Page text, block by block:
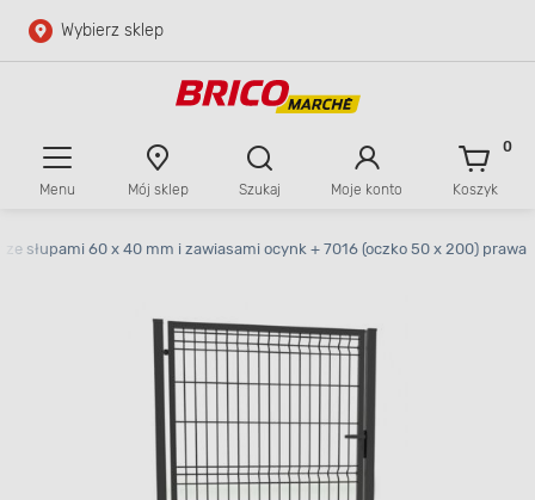
Przejdź do głównej zawartości
Wybierz sklep
Menu Mój sklep Szukaj Moje konto Koszyk
0
słupami 60 x 40 mm i zawiasami ocynk + 7016 (oczko 50 x 200) prawa